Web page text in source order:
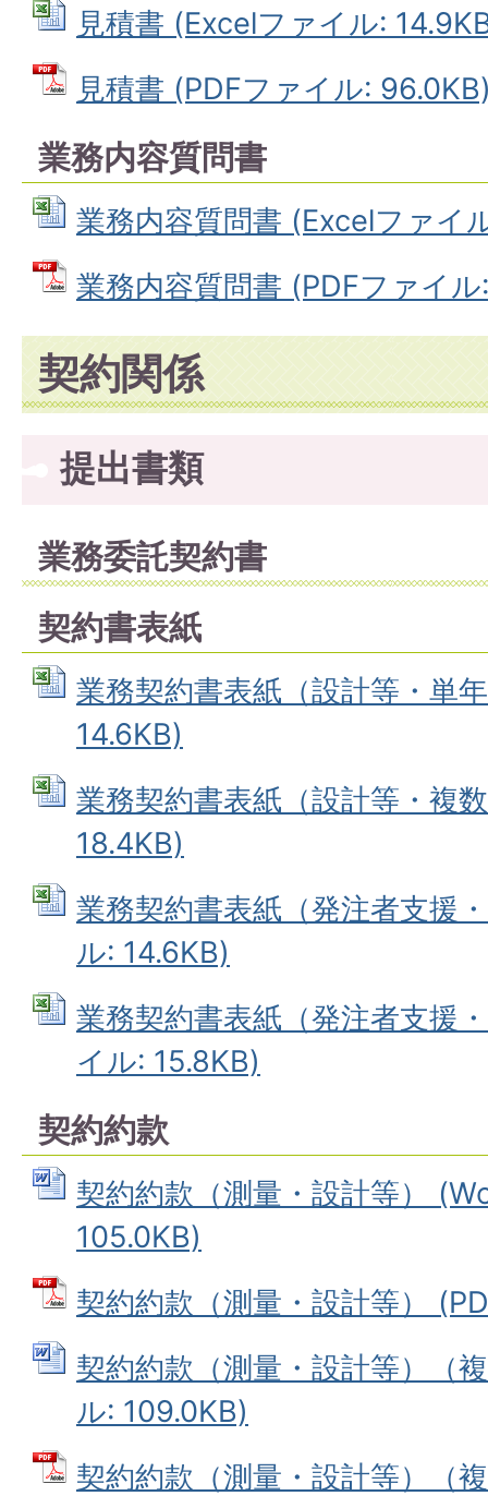
見積書 (Excelファイル:
見積書 (PDFファイル:
業務内容質問書
業務内容質問書 (Excelファイ
業務内容質問書 (PDFファイ
契約関係
提出書類
業務委託契約書
契約書表紙
業務契約書表紙（設計等・単
14.6KB)
業務契約書表紙（設計等・複
18.4KB)
業務契約書表紙（発注者支援
ル: 14.6KB)
業務契約書表紙（発注者支援
イル: 15.8KB)
契約約款
契約約款（測量・設計等）
105.0KB)
契約約款（測量・設計等）
契約約款（測量・設計等）（
ル: 109.0KB)
契約約款（測量・設計等）（